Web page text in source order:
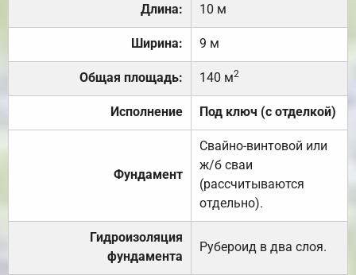
Длина: 10 м
Ширина: 9 м
Общая площадь: 140 м2
Исполнение Под ключ (с отделкой)
Фундамент
Свайно-винтовой или
ж/б сваи
(рассчитываются
отдельно).
Гидроизоляция
фундамента
Рубероид в два слоя.